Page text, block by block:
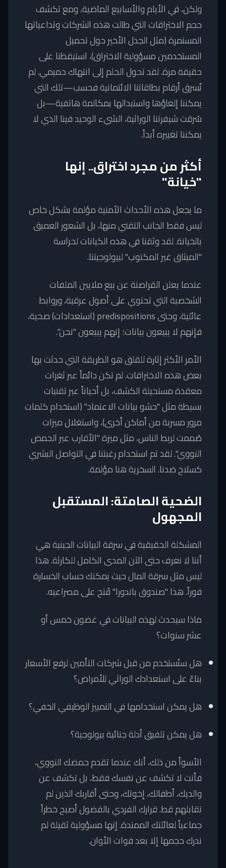
ولكن، في الأيام والأسابيع الماضية، ومع تكشف
حجم الاختراقات التي طالت هذه الشركات وتداعياتها
المستمرة (مثل الجدل الأخير حول تحميل
المستخدمين مسؤولية الاختراق)، استيقظنا على
حقيقة مرة. لقد تحول الحلم إلى انتهاك حميمي. لم
تُسرق أرقام بطاقاتنا الائتمانية فحسب—تلك التي
يمكننا إلغاؤها واستبدالها بمكالمة هاتفية—بل
سُرقت شيفرتنا الوراثية، الشيء الوحيد فينا الذي لا
يمكننا تغييره أبداً.
أكثر من مجرد اختراق.. إنها
"خيانة"
ما يجعل هذه الأحداث الأمنية مؤلمة بشكل خاص
ليس فقط الجانب التقني منها، بل الشعور العميق
بالخيانة. لقد وثقنا في هذه الكيانات لحراسة
"الميثاق غير المكتوب" لبيولوجيتنا.
عندما يعلن القراصنة عن بيع ملايين الملفات
الشخصية التي تحتوي على أصول عرقية، وروابط
عائلية، وحتى predispositions (استعدادات) صحية،
فإنهم لا يبيعون بيانات؛ إنهم يبيعون "نحن".
الأمر الأكثر إثارة للقلق هو الطريقة التي حدثت بها
بعض هذه الاختراقات. لم تكن دائماً عبر ثغرات
معقدة مستحيلة الكشف، بل أحياناً عبر تقنيات
بسيطة مثل "حشو بيانات الاعتماد" (استخدام كلمات
مرور مسربة من أماكن أخرى)، واستغلال ميزات
صُممت لربط الناس، مثل ميزة "الأقارب عبر الحمض
النووي". لقد تم استخدام رغبتنا في التواصل البشري
كسلاح ضدنا. السخرية هنا مؤلمة.
الضحية الصامتة: المستقبل
المجهول
المشكلة الحقيقية في سرقة البيانات الجينية هي
أننا لا نعرف حتى الآن المدى الكامل للكارثة. هذا
ليس مثل سرقة المال حيث يمكنك حساب الخسارة
فوراً. هذا "صندوق باندورا" فُتح على مصراعيه.
ماذا سيحدث لهذه البيانات في غضون خمس أو
عشر سنوات؟
هل ستُستخدم من قبل شركات التأمين لرفع الأسعار
بناءً على استعدادك الوراثي للأمراض؟
هل يمكن استخدامها في التمييز الوظيفي الخفي؟
هل يمكن تلفيق أدلة جنائية بيولوجية؟
الأسوأ من ذلك، أنك عندما تقدم حمضك النووي،
فأنت لا تكشف عن نفسك فقط، بل تكشف عن
والديك، أطفالك، إخوتك، وحتى أقاربك الذين لم
تقابلهم قط. قرارك الفردي بالفضول أصبح خطراً
جماعياً لعائلتك الممتدة. إنها مسؤولية ثقيلة لم
ندرك حجمها إلا بعد فوات الأوان.